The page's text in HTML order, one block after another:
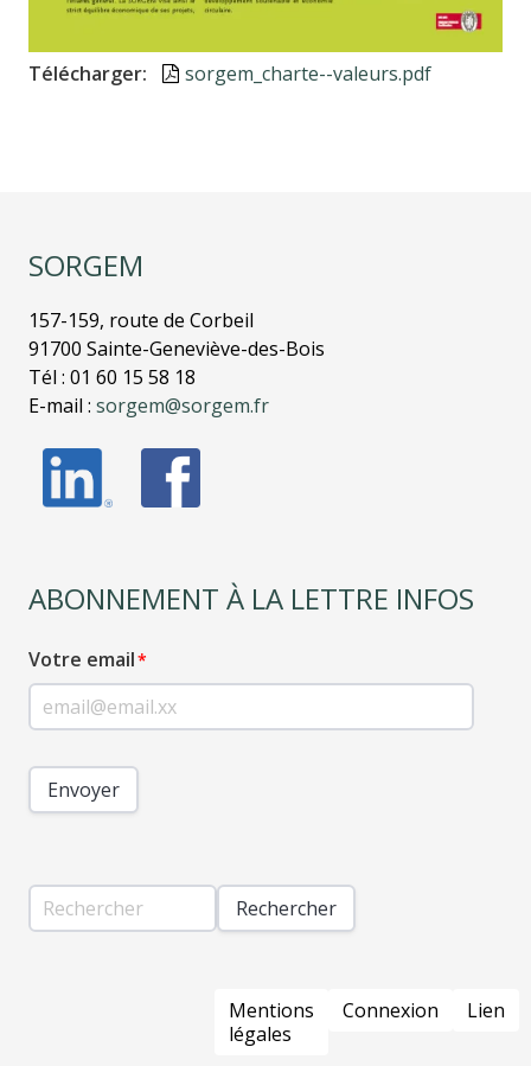
Télécharger
Document sorgem_charte--valeurs.pdf
SORGEM
157-159, route de Corbeil
91700 Sainte-Geneviève-des-Bois
Tél : 01 60 15 58 18
E-mail : sorgem@sorgem.fr
ABONNEMENT À LA LETTRE INFOS
Votre email
Envoyer
Rechercher
PIED
DE
PAGE
Mentions
légales
Connexion Lien